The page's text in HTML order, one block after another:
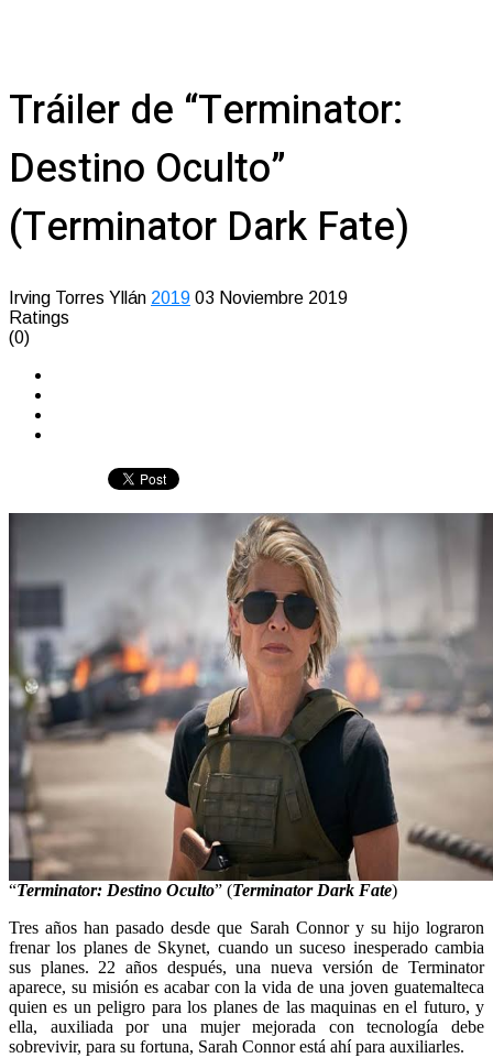
Tráiler de “Terminator:
Destino Oculto”
(Terminator Dark Fate)
Irving Torres Yllán 2019 03 Noviembre 2019
Ratings
(0)
“Terminator: Destino Oculto” (Terminator Dark Fate)
Tres años han pasado desde que Sarah Connor y su hijo lograron
frenar los planes de Skynet, cuando un suceso inesperado cambia
sus planes. 22 años después, una nueva versión de Terminator
aparece, su misión es acabar con la vida de una joven guatemalteca
quien es un peligro para los planes de las maquinas en el futuro, y
ella, auxiliada por una mujer mejorada con tecnología debe
sobrevivir, para su fortuna, Sarah Connor está ahí para auxiliarles.